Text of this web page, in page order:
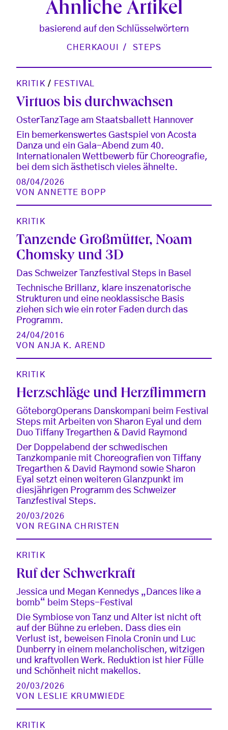
Ähnliche Artikel
basierend auf den Schlüsselwörtern
CHERKAOUI STEPS
KRITIK / FESTIVAL
Virtuos bis durchwachsen
OsterTanzTage am Staatsballett Hannover
Ein bemerkenswertes Gastspiel von Acosta
Danza und ein Gala-Abend zum 40.
Internationalen Wettbewerb für Choreografie,
bei dem sich ästhetisch vieles ähnelte.
08/04/2026
VONANNETTE BOPP
KRITIK
Tanzende Großmütter, Noam
Chomsky und 3D
Das Schweizer Tanzfestival Steps in Basel
Technische Brillanz, klare inszenatorische
Strukturen und eine neoklassische Basis
ziehen sich wie ein roter Faden durch das
Programm.
24/04/2016
VONANJA K. AREND
KRITIK
Herzschläge und Herzflimmern
GöteborgOperans Danskompani beim Festival
Steps mit Arbeiten von Sharon Eyal und dem
Duo Tiffany Tregarthen & David Raymond
Der Doppelabend der schwedischen
Tanzkompanie mit Choreografien von Tiffany
Tregarthen & David Raymond sowie Sharon
Eyal setzt einen weiteren Glanzpunkt im
diesjährigen Programm des Schweizer
Tanzfestival Steps.
20/03/2026
VON
REGINA CHRISTEN
KRITIK
Ruf der Schwerkraft
Jessica und Megan Kennedys „Dances like a
bomb“ beim Steps-Festival
Die Symbiose von Tanz und Alter ist nicht oft
auf der Bühne zu erleben. Dass dies ein
Verlust ist, beweisen Finola Cronin und Luc
Dunberry in einem melancholischen, witzigen
und kraftvollen Werk. Reduktion ist hier Fülle
und Schönheit nicht makellos.
20/03/2026
VON
LESLIE KRUMWIEDE
KRITIK